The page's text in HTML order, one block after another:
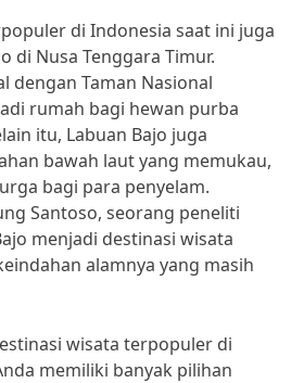
di Indonesia saat ini juga
di Nusa Tenggara Timur.
dengan Taman Nasional
rumah bagi hewan purba
itu, Labuan Bajo juga
bawah laut yang memukau,
bagi para penyelam.
Santoso, seorang peneliti
menjadi destinasi wisata
alamnya yang masih
wisata terpopuler di
memiliki banyak pilihan